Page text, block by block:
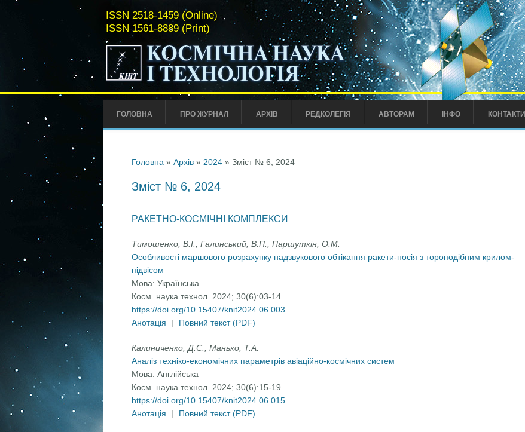
ISSN 2518-1459 (Online)
ISSN 1561-8889 (Print)
ГОЛОВНА ПРО ЖУРНАЛ АРХІВ РЕДКОЛЕГІЯ АВТОРАМ ІНФО КОНТАКТИ
Головна» Архів» 2024» Зміст № 6, 2024
Зміст № 6, 2024
РАКЕТНО-КОСМІЧНІ КОМПЛЕКСИ
Тимошенко, В.І., Галинський, В.П., Паршуткін, О.М.
Особливості маршового розрахунку надзвукового обтікання ракети-носія з тороподібним крилом-
підвісом
Мова: Українська
Косм. наука технол. 2024; 30(6):03-14
https://doi.org/10.15407/knit2024.06.003
Анотація
| Повний текст (PDF)
Калиниченко, Д.С., Манько, Т.А.
Аналіз техніко-економічних параметрів авіаційно-космічних систем
Мова: Англійська
Косм. наука технол. 2024; 30(6):15-19
https://doi.org/10.15407/knit2024.06.015
Анотація
| Повний текст (PDF)